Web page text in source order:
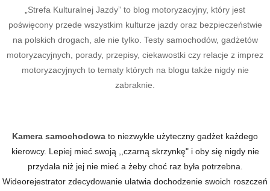
„Strefa Kulturalnej Jazdy” to blog motoryzacyjny, który jest
poświęcony przede wszystkim kulturze jazdy oraz bezpieczeństwie
na polskich drogach, ale nie tylko. Testy samochodów, gadżetów
motoryzacyjnych, porady, przepisy, ciekawostki czy relacje z imprez
motoryzacyjnych to tematy których na blogu także nigdy nie
zabraknie.
Kamera samochodowa to niezwykle użyteczny gadżet każdego
kierowcy. Lepiej mieć swoją ,,czarną skrzynkę" i oby się nigdy nie
przydała niż jej nie mieć a żeby choć raz była potrzebna.
Wideorejestrator zdecydowanie ułatwia dochodzenie swoich roszczeń